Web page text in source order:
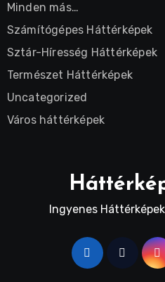
Minden más…
Számítógépes Háttérképek
Sztár-Híresség Háttérképek
Természet Háttérképek
Uncategorized
Város háttérképek
Ingyenes